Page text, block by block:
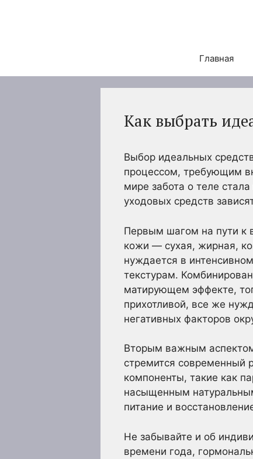
Главная
Как выбрать
Выбор идеальных
процессом, требующим
мире забота о теле
уходовых средств
Первым шагом на пути к
кожи — сухая, жирная,
нуждается в
текстурам.
матирующем эффекте,
прихотливой, все же
негативных факторов
Вторым важным
стремится современный
компоненты, такие как
насыщенным
питание и
Не забывайте и об
времени года,